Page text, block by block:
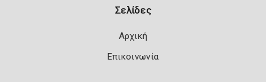
Σελίδες
Αρχική
Επικοινωνία